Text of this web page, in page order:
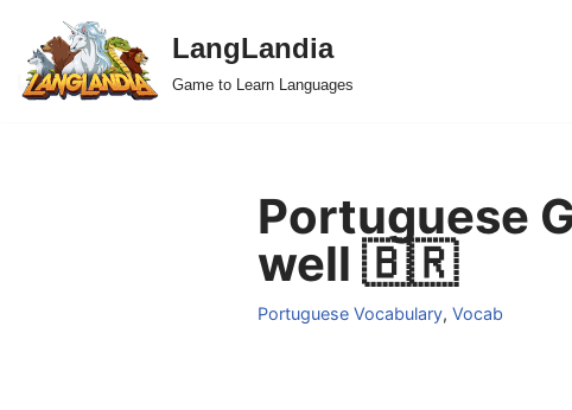
Skip
to
LangLandia
Game to Learn Languages
Portuguese
well 🇧🇷
Portuguese Vocabulary, Vocab